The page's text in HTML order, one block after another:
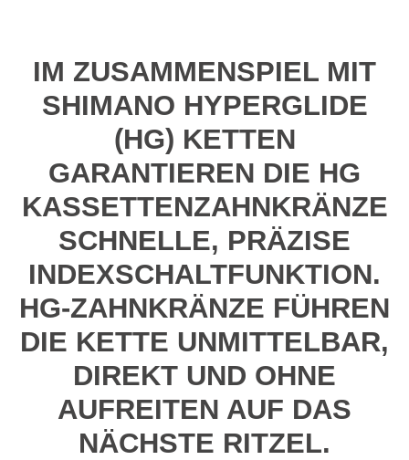
IM ZUSAMMENSPIEL MIT
SHIMANO HYPERGLIDE
(HG) KETTEN
GARANTIEREN DIE HG
KASSETTENZAHNKRÄNZE
SCHNELLE, PRÄZISE
INDEXSCHALTFUNKTION.
HG-ZAHNKRÄNZE FÜHREN
DIE KETTE UNMITTELBAR,
DIREKT UND OHNE
AUFREITEN AUF DAS
NÄCHSTE RITZEL.